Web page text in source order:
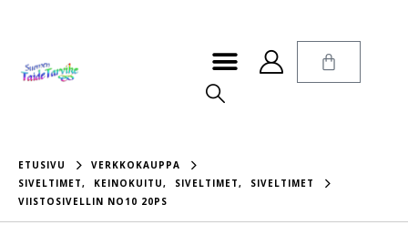
ETUSIVU
VERKKOKAUPPA
SIVELTIMET, KEINOKUITU, SIVELTIMET,
SIVELTIMET
VIISTOSIVELLIN NO10 20PS